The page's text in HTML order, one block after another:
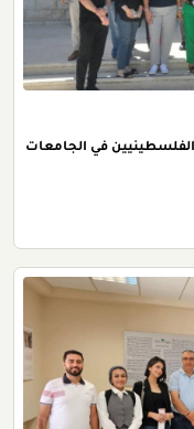
الفلسطينيين في الجامعات